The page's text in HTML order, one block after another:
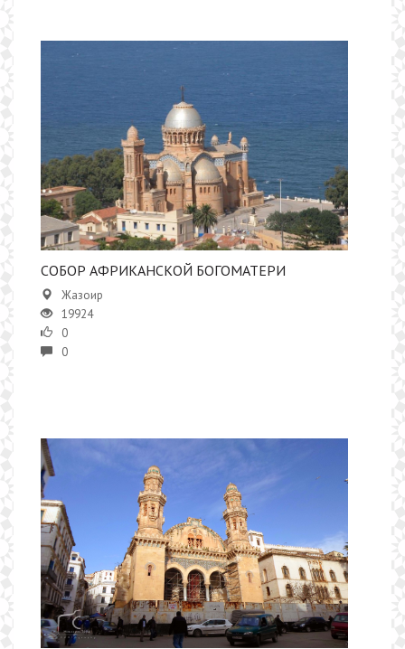
СОБОР АФРИКАНСКОЙ БОГОМАТЕРИ
Жазоир
19924
0
0